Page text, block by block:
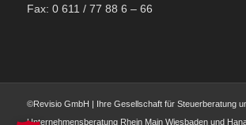
Fax: 0 611 / 77 88 6 – 66
©Revisio GmbH | Ihre Gesellschaft für Steuerberatung
Unternehmensberatung Rhein Main Wiesbaden und